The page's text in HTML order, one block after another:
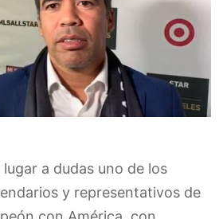
lugar a dudas uno de los
y representativos de